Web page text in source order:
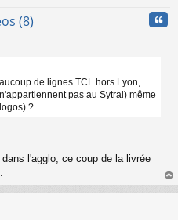
(8)
de lignes TCL hors Lyon,
pas au Sytral) même
?
l'agglo, ce coup de la livrée
au